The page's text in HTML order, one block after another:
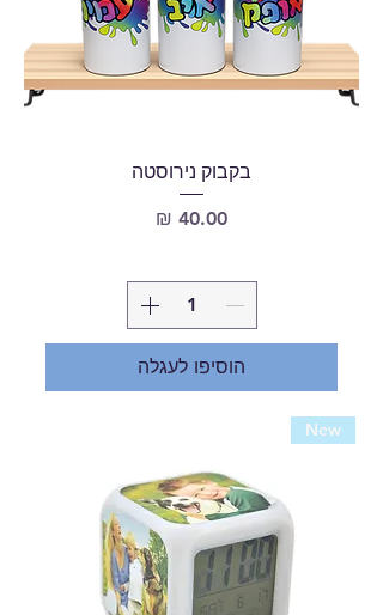
בקבוק נירוסטה
מחיר
הוסיפו לעגלה
New